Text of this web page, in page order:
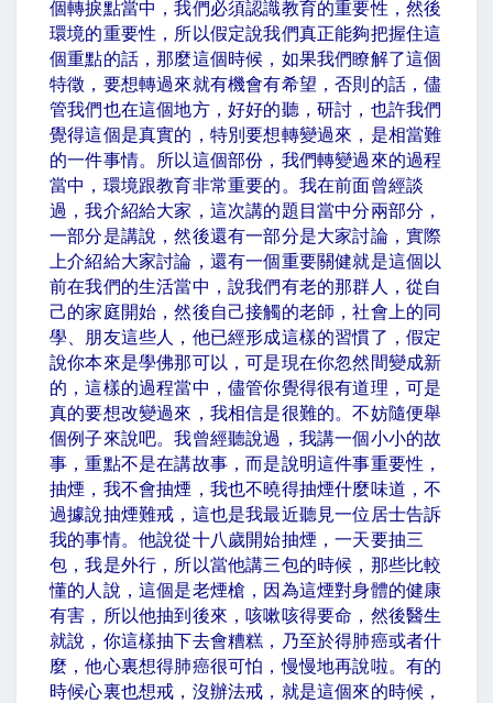
個轉捩點當中，我們必須認識教育的重要性，然後
環境的重要性，所以假定說我們真正能夠把握住這
個重點的話，那麼這個時候，如果我們瞭解了這個
特徵，要想轉過來就有機會有希望，否則的話，儘
管我們也在這個地方，好好的聽，研討，也許我們
覺得這個是真實的，特別要想轉變過來，是相當難
的一件事情。所以這個部份，我們轉變過來的過程
當中，環境跟教育非常重要的。我在前面曾經談
過，我介紹給大家，這次講的題目當中分兩部分，
一部分是講說，然後還有一部分是大家討論，實際
上介紹給大家討論，還有一個重要關健就是這個以
前在我們的生活當中，說我們有老的那群人，從自
己的家庭開始，然後自己接觸的老師，社會上的同
學、朋友這些人，他已經形成這樣的習慣了，假定
說你本來是學佛那可以，可是現在你忽然間變成新
的，這樣的過程當中，儘管你覺得很有道理，可是
真的要想改變過來，我相信是很難的。不妨隨便舉
個例子來說吧。我曾經聽說過，我講一個小小的故
事，重點不是在講故事，而是說明這件事重要性，
抽煙，我不會抽煙，我也不曉得抽煙什麼味道，不
過據說抽煙難戒，這也是我最近聽見一位居士告訴
我的事情。他說從十八歲開始抽煙，一天要抽三
包，我是外行，所以當他講三包的時候，那些比較
懂的人說，這個是老煙槍，因為這煙對身體的健康
有害，所以他抽到後來，咳嗽咳得要命，然後醫生
就說，你這樣抽下去會糟糕，乃至於得肺癌或者什
麼，他心裏想得肺癌很可怕，慢慢地再說啦。有的
時候心裏也想戒，沒辦法戒，就是這個來的時候，